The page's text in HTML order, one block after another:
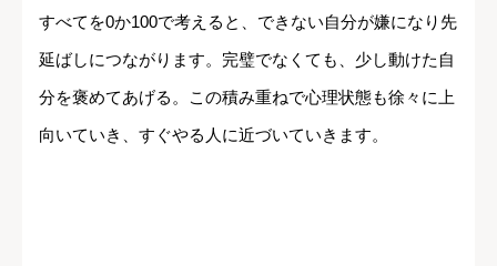
すべてを0か100で考えると、できない自分が嫌になり先
延ばしにつながります。完璧でなくても、少し動けた自
分を褒めてあげる。この積み重ねで心理状態も徐々に上
向いていき、すぐやる人に近づいていきます。